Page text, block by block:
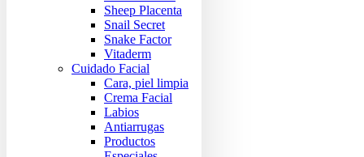
Sheep Placenta
Snail Secret
Snake Factor
Vitaderm
Cuidado Facial
Cara, piel limpia
Crema Facial
Labios
Antiarrugas
Productos